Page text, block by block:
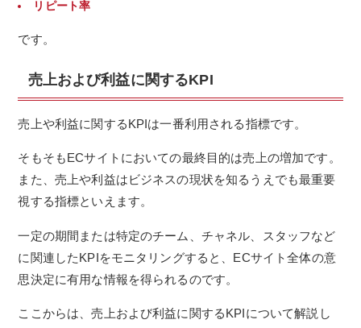
リピート率
です。
売上および利益に関するKPI
売上や利益に関するKPIは一番利用される指標です。
そもそもECサイトにおいての最終目的は売上の増加です。
また、売上や利益はビジネスの現状を知るうえでも最重要
視する指標といえます。
一定の期間または特定のチーム、チャネル、スタッフなど
に関連したKPIをモニタリングすると、ECサイト全体の意
思決定に有用な情報を得られるのです。
ここからは、売上および利益に関するKPIについて解説し